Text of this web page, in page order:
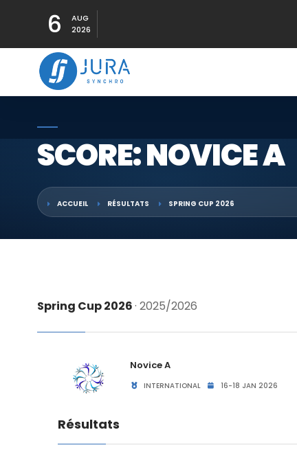
6
AUG
2026
SCORE: NOVICE A
ACCUEIL RÉSULTATS SPRING CUP 2026
Spring Cup 2026· 2025/2026
Novice A
INTERNATIONAL 16-18 JAN 2026
Résultats